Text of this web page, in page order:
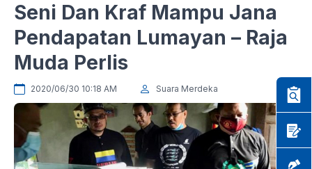
Seni Dan Kraf Mampu Jana
Pendapatan Lumayan – Raja
Muda Perlis
2020/06/30 10:18 AM Suara Merdeka